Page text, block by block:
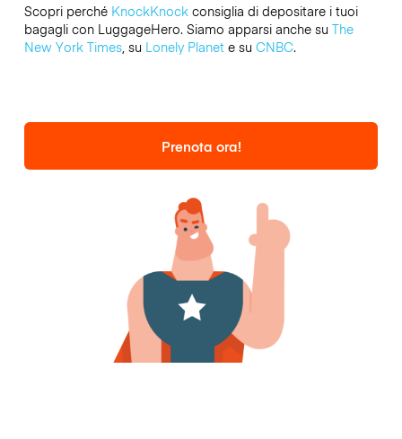
Scopri perché KnockKnockconsiglia di depositare i tuoi
bagagli con LuggageHero. Siamo apparsi anche su The
New York Times, su Lonely Planete su CNBC.
Prenota ora!